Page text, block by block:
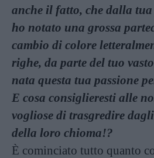
anche il fatto, che dalla
ho notato una grossa
cambio di colore
righe, da parte del tuo
nata questa tua passione
E cosa consiglieresti alle
vogliose di trasgredire
della loro chioma!?
È cominciato tutto quanto